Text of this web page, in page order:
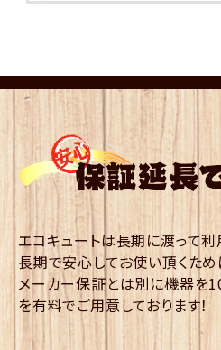
エコキュートは長期に渡って利
長期で安心してお使い頂くため
メーカー保証とは別に機器を
を有料でご用意しております！